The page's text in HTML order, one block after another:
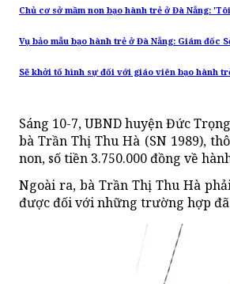
Chủ cơ sở mầm non bạo hành trẻ ở Đà Nẵng:
Vụ bảo mẫu bạo hành trẻ ở Đà Nẵng: Giám đốc
Sẽ khởi tố hình sự đối với giáo viên bạo hành
Sáng 10-7, UBND huyện Đức
bà Trần Thị Thu Hà (SN 1989),
non, số tiền 3.750.000 đồng về
Ngoài ra, bà Trần Thị Thu Hà
được đối với những trường hợp